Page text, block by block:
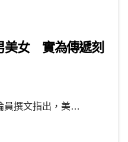
美女 實為傳遞刻
員撰文指出，美…